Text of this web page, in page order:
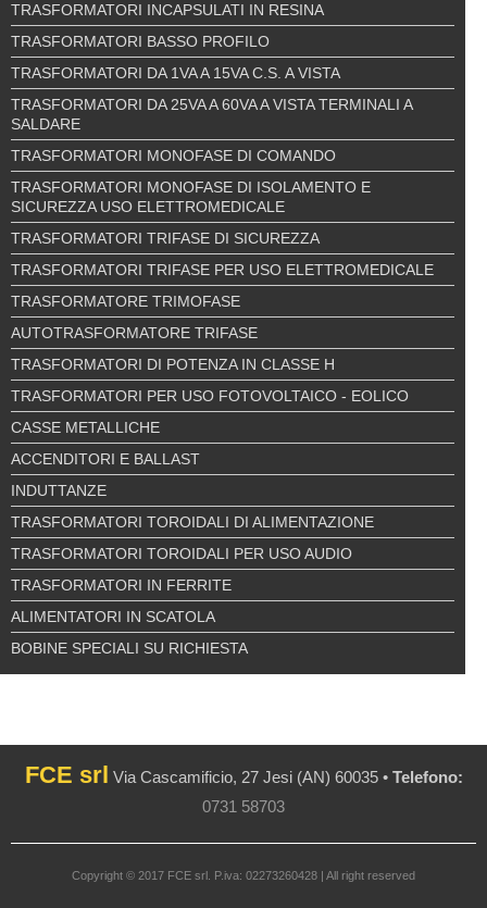
TRASFORMATORI INCAPSULATI IN RESINA
TRASFORMATORI BASSO PROFILO
TRASFORMATORI DA 1VA A 15VA C.S. A VISTA
TRASFORMATORI DA 25VA A 60VA A VISTA TERMINALI A
SALDARE
TRASFORMATORI MONOFASE DI COMANDO
TRASFORMATORI MONOFASE DI ISOLAMENTO E
SICUREZZA USO ELETTROMEDICALE
TRASFORMATORI TRIFASE DI SICUREZZA
TRASFORMATORI TRIFASE PER USO ELETTROMEDICALE
TRASFORMATORE TRIMOFASE
AUTOTRASFORMATORE TRIFASE
TRASFORMATORI DI POTENZA IN CLASSE H
TRASFORMATORI PER USO FOTOVOLTAICO - EOLICO
CASSE METALLICHE
ACCENDITORI E BALLAST
INDUTTANZE
TRASFORMATORI TOROIDALI DI ALIMENTAZIONE
TRASFORMATORI TOROIDALI PER USO AUDIO
TRASFORMATORI IN FERRITE
ALIMENTATORI IN SCATOLA
BOBINE SPECIALI SU RICHIESTA
FCE srl Via Cascamificio, 27 Jesi (AN) 60035 • Telefono:
0731 58703
Copyright © 2017 FCE srl. P.iva: 02273260428 | All right reserved